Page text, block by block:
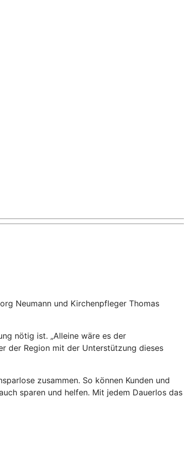
Neumann und Kirchenpfleger Thomas
nötig ist. „Alleine wäre es der
der Region mit der Unterstützung dieses
zusammen. So können Kunden und
sparen und helfen. Mit jedem Dauerlos das